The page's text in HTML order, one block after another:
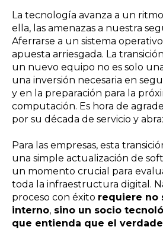
La tecnología avanza a un
ella, las amenazas a nuestra
Aferrarse a un sistema
apuesta arriesgada. La
un nuevo equipo no es solo
una inversión necesaria en
y en la preparación para la
computación. Es hora de
por su década de servicio y
Para las empresas, esta
una simple actualización de
un momento crucial para
toda la infraestructura digital.
proceso con éxito requiere no
interno, sino un socio
que entienda que el